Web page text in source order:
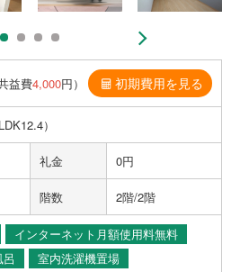
益費4,000円） 初期費用を見る
）
礼金 0円
階数 2階/2階
インターネット月額使用料無料
室内洗濯機置場